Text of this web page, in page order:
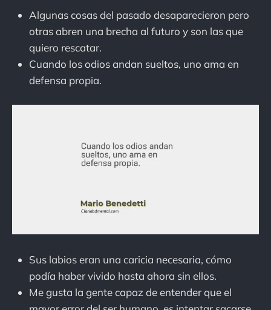
Algunas cosas del pasado desaparecieron pero
otras abren una brecha al futuro y son las que
quiero rescatar.
Cuando los odios andan sueltos, uno ama en
defensa propia.
Sus labios eran una caricia necesaria, cómo
podía haber vivido hasta ahora sin ellos.
Me gusta la gente capaz de entender que el